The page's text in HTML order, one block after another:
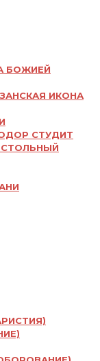
БОЖИЕЙ
ИКОНА
СТУДИТ